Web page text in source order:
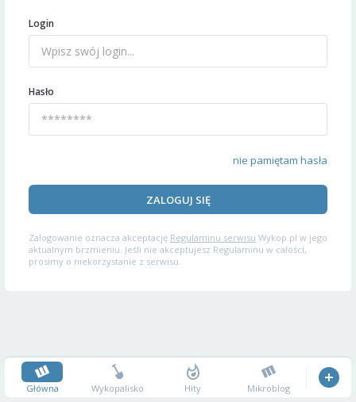
Login
Hasło
nie pamiętam hasła
ZALOGUJ SIĘ
Zalogowanie oznacza akceptację Regulaminu serwisu Wykop.pl w jego
aktualnym brzmieniu. Jeśli nie akceptujesz Regulaminu w całości,
prosimy o niekorzystanie z serwisu.
Główna Wykopalisko Hity Mikroblog